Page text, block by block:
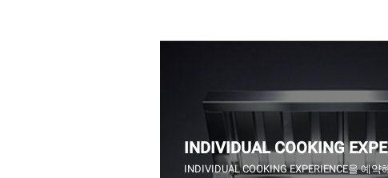
INDIVIDUAL COOKING
INDIVIDUAL COOKING EXPERIENCE을 예약